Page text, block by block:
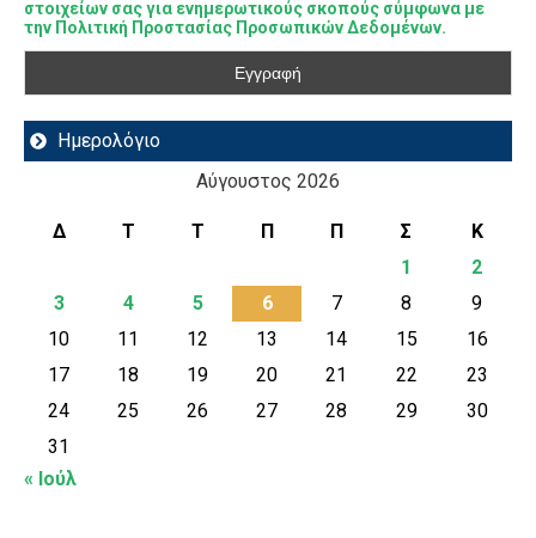
στοιχείων σας για ενημερωτικούς σκοπούς σύμφωνα με
την Πολιτική Προστασίας Προσωπικών Δεδομένων.
Ημερολόγιο
Αύγουστος 2026
Δ Τ Τ Π Π Σ
Κ
1
2
3
4 5 6 7 8
9
10
11 12 13 14 15
16
17
18 19 20 21 22
23
24
25 26 27 28 29
30
31
« Ιούλ